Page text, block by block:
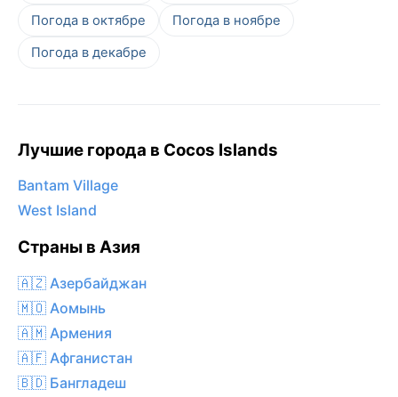
Погода в октябре
Погода в ноябре
Погода в декабре
Лучшие города в Cocos Islands
Bantam Village
West Island
Страны в Азия
🇦🇿 Азербайджан
🇲🇴 Аомынь
🇦🇲 Армения
🇦🇫 Афганистан
🇧🇩 Бангладеш